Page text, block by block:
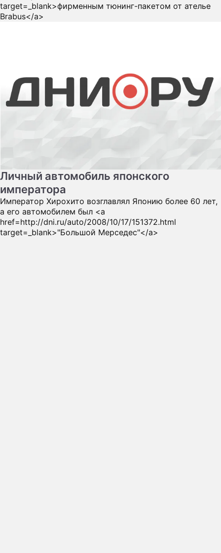
target=_blank>фирменным тюнинг-пакетом от ателье
Brabus</a>
Личный автомобиль японского
императора
Император Хирохито возглавлял Японию более 60 лет,
а его автомобилем был <a
href=http://dni.ru/auto/2008/10/17/151372.html
target=_blank>"Большой Мерседес"</a>